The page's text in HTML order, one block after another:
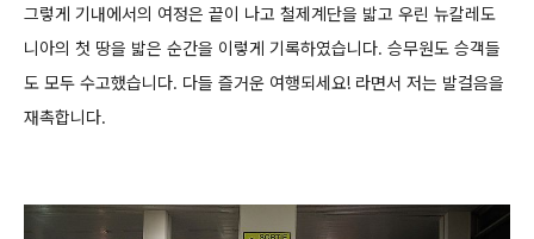
그렇게 기내에서의 여정은 끝이 나고 철제계단을 밟고 우린 뉴칼레도
니아의 첫 땅을 밟은 순간을 이렇게 기록하였습니다. 승무원도 승객들
도 모두 수고했습니다. 다들 즐거운 여행되세요! 라면서 저는 발걸음을
재촉합니다.